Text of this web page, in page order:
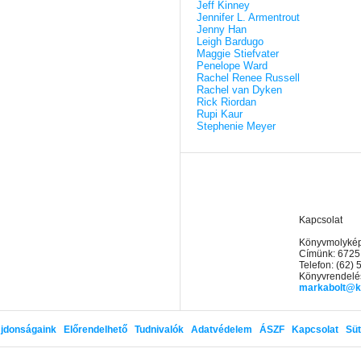
Jeff Kinney
Jennifer L. Armentrout
Jenny Han
Leigh Bardugo
Maggie Stiefvater
Penelope Ward
Rachel Renee Russell
Rachel van Dyken
Rick Riordan
Rupi Kaur
Stephenie Meyer
Kapcsolat
Címünk:
Telefon: (62)
Előrendelhető Tudnivalók Adatvédelem ÁSZF Kapcsolat